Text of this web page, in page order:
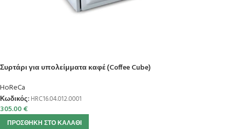
Συρτάρι για υπολείμματα καφέ (Coffee Cube)
HoReCa
Κωδικός: HRC16.04.012.0001
305.00€
ΠΡΟΣΘΉΚΗ ΣΤΟ ΚΑΛΆΘΙ